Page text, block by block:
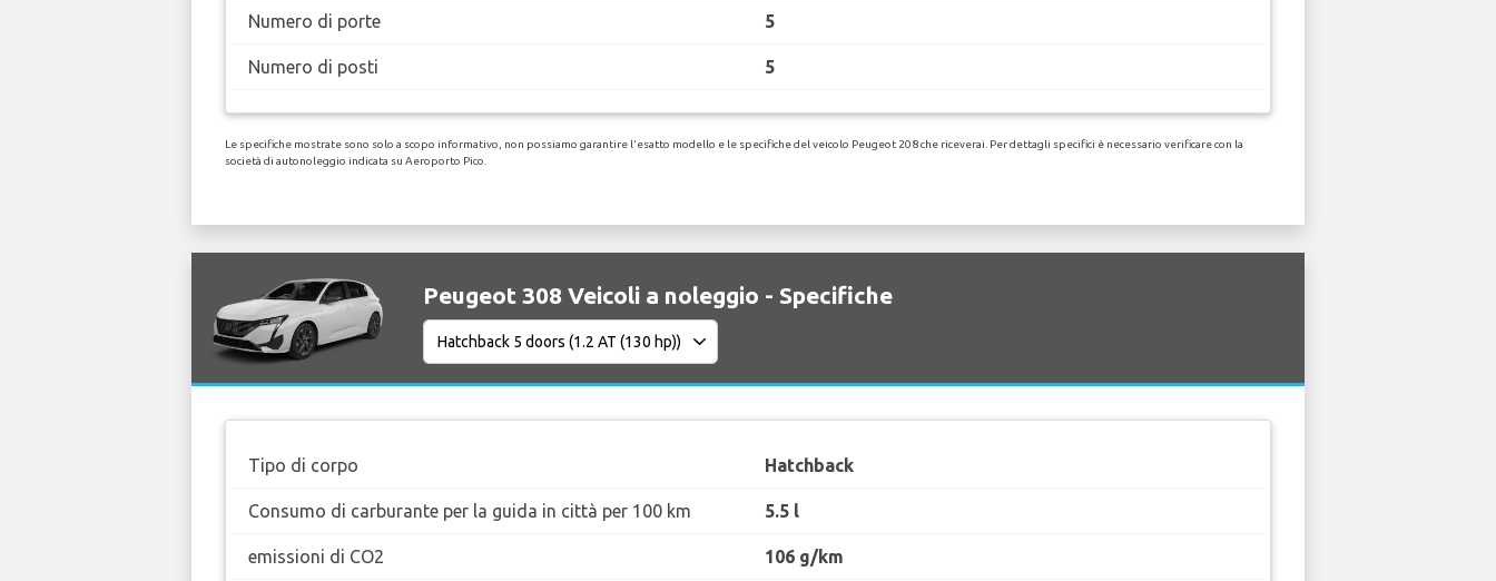
Numero di porte 5
Numero di posti 5
Le specifiche mostrate sono solo a scopo informativo, non possiamo garantire l'esatto modello e le specifiche del veicolo Peugeot 208 che riceverai. Per dettagli specifici è necessario verificare con la
società di autonoleggio indicata su Aeroporto Pico.
Peugeot 308 Veicoli a noleggio - Specifiche
Tipo di corpo Hatchback
Consumo di carburante per la guida in città per 100 km 5.5 l
emissioni di CO2 106 g/km